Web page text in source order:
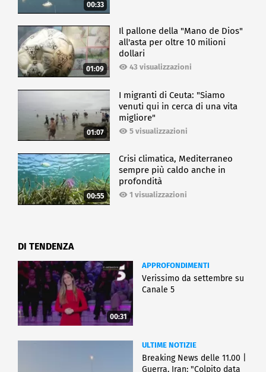
00:33
01:09
Il pallone della "Mano de Dios"
all'asta per oltre 10 milioni
dollari
43 visualizzazioni
01:07
I migranti di Ceuta: "Siamo
venuti qui in cerca di una vita
migliore"
5 visualizzazioni
00:55
Crisi climatica, Mediterraneo
sempre più caldo anche in
profondità
1 visualizzazioni
DI TENDENZA
00:31
APPROFONDIMENTI
Verissimo da settembre su
Canale 5
ULTIME NOTIZIE
Breaking News delle 11.00 |
Guerra, Iran: "Colpito data